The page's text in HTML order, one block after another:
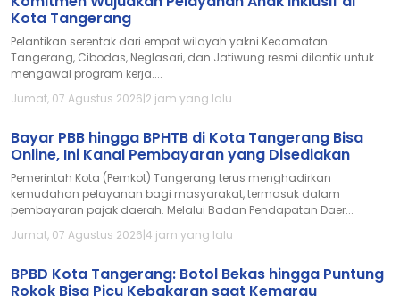
Kota Tangerang
Pelantikan serentak dari empat wilayah yakni Kecamatan
Tangerang, Cibodas, Neglasari, dan Jatiwung resmi dilantik untuk
mengawal program kerja....
Jumat, 07 Agustus 2026|2 jam yang lalu
Bayar PBB hingga BPHTB di Kota Tangerang Bisa
Online, Ini Kanal Pembayaran yang Disediakan
Pemerintah Kota (Pemkot) Tangerang terus menghadirkan
kemudahan pelayanan bagi masyarakat, termasuk dalam
pembayaran pajak daerah. Melalui Badan Pendapatan Daer...
Jumat, 07 Agustus 2026|4 jam yang lalu
BPBD Kota Tangerang: Botol Bekas hingga Puntung
Rokok Bisa Picu Kebakaran saat Kemarau